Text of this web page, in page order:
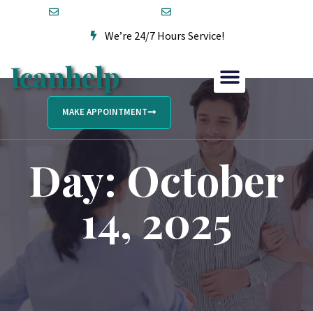
We’re 24/7 Hours Service!
Icanhelp
MAKE APPOINTMENT
Day: October
14, 2025